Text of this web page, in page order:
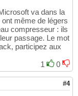
va dans la
même de légers
compresseur : ils
passage. Le mot
participez aux
1
0
#4